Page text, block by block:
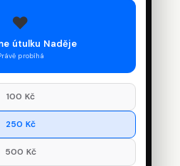
♥
útulku Naděje
probíhá
100 Kč
250 Kč
500 Kč